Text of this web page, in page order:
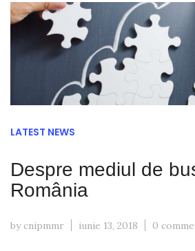
LATEST NEWS
Despre mediul de
România
by cnipmmr iunie 13, 2018 0